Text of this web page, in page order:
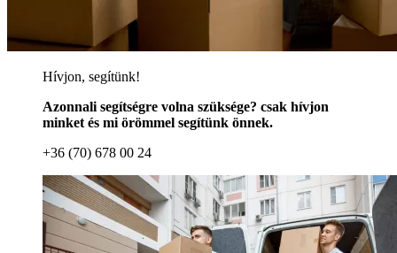
Hívjon, segítünk!
Azonnali segítségre volna szüksége? csak hívjon
minket és mi örömmel segítünk önnek.
+36 (70) 678 00 24